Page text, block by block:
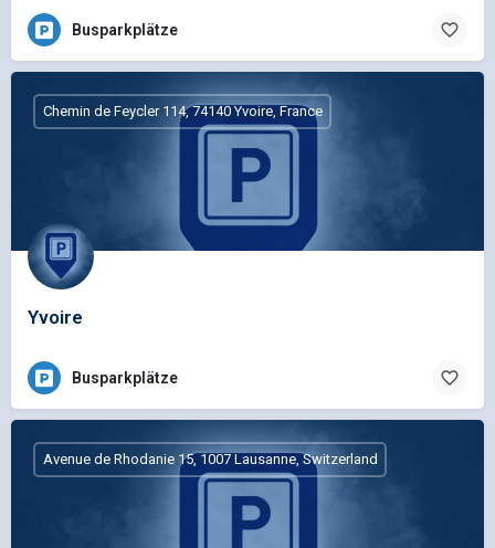
Busparkplätze
Yvoire
Chemin de Feycler 114, 74140 Yvoire, France
Busparkplätze
Avenue de Rhodanie 15, 1007 Lausanne, Switzerland